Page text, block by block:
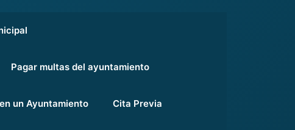
Pagar multas del ayuntamiento
un Ayuntamiento Cita Previa